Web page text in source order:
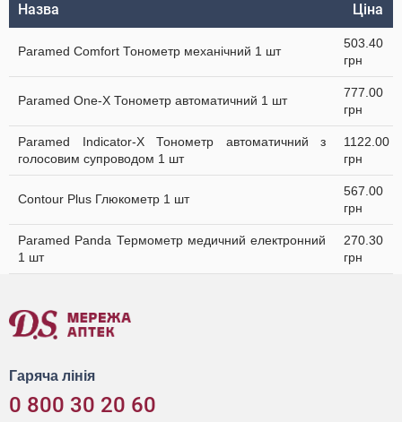
Назва Ціна
Paramed Comfort Тонометр механічний 1 шт
503.40
грн
Paramed One-X Тонометр автоматичний 1 шт
777.00
грн
Paramed Indicator-X Тонометр автоматичний з
голосовим супроводом 1 шт
1122.00
грн
Contour Plus Глюкометр 1 шт
567.00
грн
Paramed Panda Термометр медичний електронний
1 шт
270.30
грн
Гаряча лінія
0 800 30 20 60